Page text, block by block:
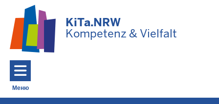
KiTa.NRW
Kompetenz & Vielfalt
Меню
Toggle navigation: Головне Меню